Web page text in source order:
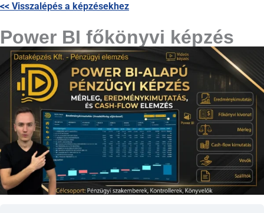
<< Visszalépés a képzésekhez
Power BI főkönyvi képzés